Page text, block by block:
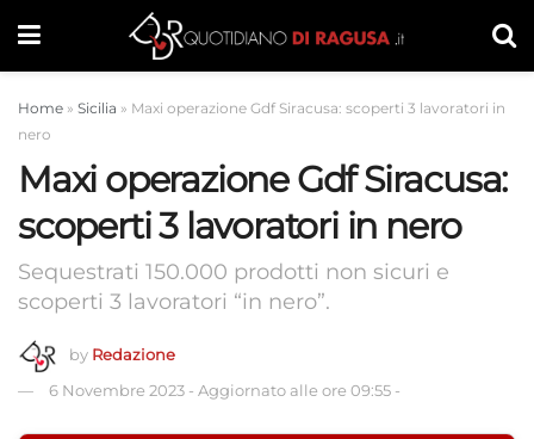
Home » Sicilia » Maxi operazione Gdf Siracusa: scoperti 3 lavoratori in
nero
Maxi operazione Gdf Siracusa:
scoperti 3 lavoratori in nero
Sequestrati 150.000 prodotti non sicuri e
scoperti 3 lavoratori “in nero”.
by Redazione
6 Novembre 2023 - Aggiornato alle ore 09:55 -